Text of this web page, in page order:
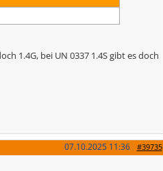
1.4G, bei UN 0337 1.4S gibt es doch
#39735
07.10.2025 11:36